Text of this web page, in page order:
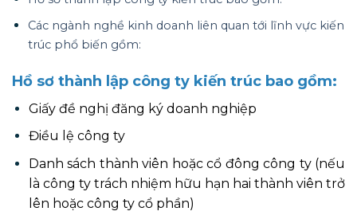
Các ngành nghề kinh doanh liên quan tới lĩnh vực kiến
trúc phổ biến gồm:
Hồ sơ thành lập công ty kiến trúc bao gồm:
Giấy đề nghị đăng ký doanh nghiệp
Điều lệ công ty
Danh sách thành viên hoặc cổ đông công ty (nếu
là công ty trách nhiệm hữu hạn hai thành viên trở
lên hoặc công ty cổ phần)